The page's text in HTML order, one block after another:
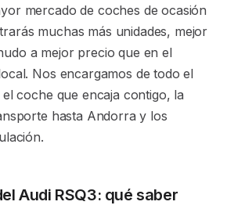
mercado de coches de ocasión
muchas más unidades, mejor
a mejor precio que en el
Nos encargamos de todo el
coche que encaja contigo, la
hasta Andorra y los
Audi RSQ3: qué saber